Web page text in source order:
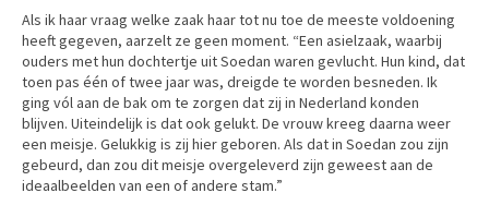
Als ik haar vraag welke zaak haar tot nu toe de meeste voldoening
heeft gegeven, aarzelt ze geen moment. “Een asielzaak, waarbij
ouders met hun dochtertje uit Soedan waren gevlucht. Hun kind, dat
toen pas één of twee jaar was, dreigde te worden besneden. Ik
ging vól aan de bak om te zorgen dat zij in Nederland konden
blijven. Uiteindelijk is dat ook gelukt. De vrouw kreeg daarna weer
een meisje. Gelukkig is zij hier geboren. Als dat in Soedan zou zijn
gebeurd, dan zou dit meisje overgeleverd zijn geweest aan de
ideaalbeelden van een of andere stam.”